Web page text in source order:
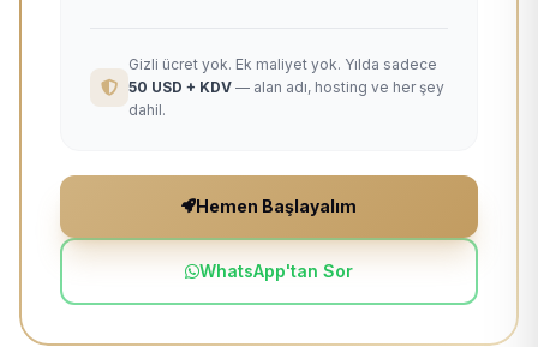
Gizli ücret yok. Ek maliyet yok. Yılda sadece
50 USD + KDV — alan adı, hosting ve her şey
dahil.
Hemen Başlayalım
WhatsApp'tan Sor